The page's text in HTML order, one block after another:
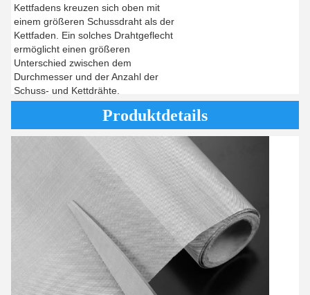
Kettfadens kreuzen sich oben mit
einem größeren Schussdraht als der
Kettfaden. Ein solches Drahtgeflecht
ermöglicht einen größeren
Unterschied zwischen dem
Durchmesser und der Anzahl der
Schuss- und Kettdrähte.
Produktdetails